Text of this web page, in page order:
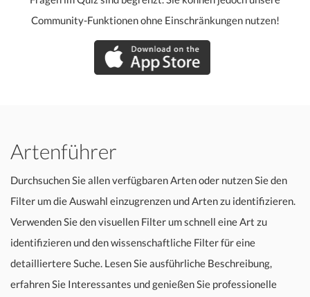
Community-Funktionen ohne Einschränkungen nutzen!
Artenführer
Durchsuchen Sie allen verfügbaren Arten oder nutzen Sie den
Filter um die Auswahl einzugrenzen und Arten zu identifizieren.
Verwenden Sie den visuellen Filter um schnell eine Art zu
identifizieren und den wissenschaftliche Filter für eine
detailliertere Suche. Lesen Sie ausführliche Beschreibung,
erfahren Sie Interessantes und genießen Sie professionelle